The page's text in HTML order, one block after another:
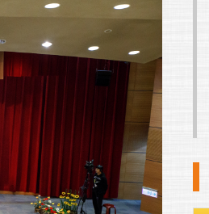
一旦我們的內心調到一個學習的角
度，會天下太平。